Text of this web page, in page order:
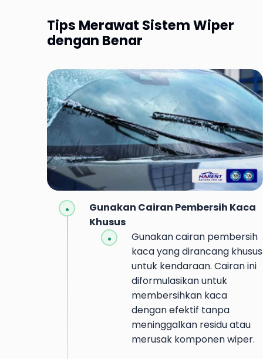
Tips Merawat Sistem Wiper
dengan Benar
Gunakan Cairan Pembersih Kaca
Khusus
Gunakan cairan pembersih
kaca yang dirancang khusus
untuk kendaraan. Cairan ini
diformulasikan untuk
membersihkan kaca
dengan efektif tanpa
meninggalkan residu atau
merusak komponen wiper.